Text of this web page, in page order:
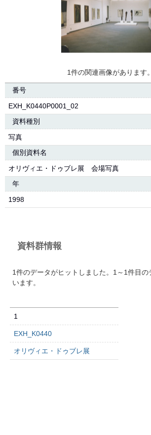
1件の関連画像があります。
番号
EXH_K0440P0001_02
資料種別
写真
個別資料名
オリヴィエ・ドゥブレ展 会場写真
年
1998
資料群情報
1件のデータがヒットしました。1～1件目の
います。
1
EXH_K0440
オリヴィエ・ドゥブレ展